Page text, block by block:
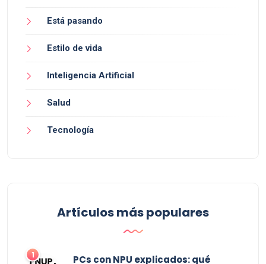
Está pasando
Estilo de vida
Inteligencia Artificial
Salud
Tecnología
Artículos más populares
PCs con NPU explicados: qué